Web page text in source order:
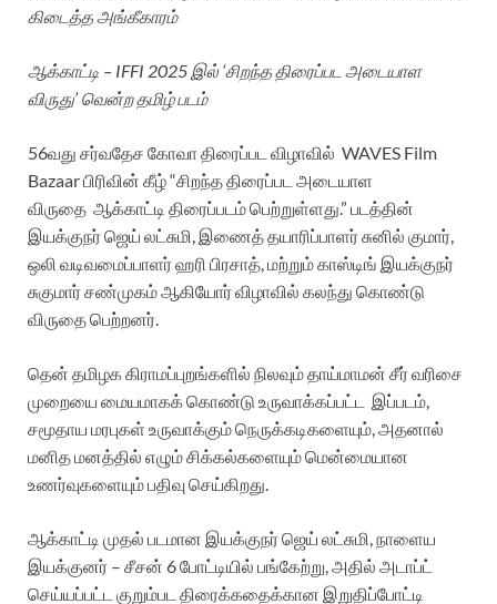
கிடைத்த அங்கீகாரம்
ஆக்காட்டி – IFFI 2025 இல் ‘சிறந்த திரைப்பட அடையாள
விருது’ வென்ற தமிழ் படம்
56வது சர்வதேச கோவா திரைப்பட விழாவில் WAVES Film
Bazaar பிரிவின் கீழ் “சிறந்த திரைப்பட அடையாள
விருதை ஆக்காட்டி திரைப்படம் பெற்றுள்ளது.” படத்தின்
இயக்குநர் ஜெய் லட்சுமி, இணைத் தயாரிப்பாளர் சுனில் குமார்,
ஒலி வடிவமைப்பாளர் ஹரி பிரசாத், மற்றும் காஸ்டிங் இயக்குநர்
சுகுமார் சண்முகம் ஆகியோர் விழாவில் கலந்து கொண்டு
விருதை பெற்றனர்.
தென் தமிழக கிராமப்புறங்களில் நிலவும் தாய்மாமன் சீர் வரிசை
முறையை மையமாகக் கொண்டு உருவாக்கப்பட்ட இப்படம்,
சமூதாய மரபுகள் உருவாக்கும் நெருக்கடிகளையும், அதனால்
மனித மனத்தில் எழும் சிக்கல்களையும் மென்மையான
உணர்வுகளையும் பதிவு செய்கிறது.
ஆக்காட்டி முதல் படமான இயக்குநர் ஜெய் லட்சுமி, நாளைய
இயக்குனர் – சீசன் 6 போட்டியில் பங்கேற்று, அதில் அடாப்ட்
செய்யப்பட்ட குறும்பட திரைக்கதைக்கான இறுதிப்போட்டி